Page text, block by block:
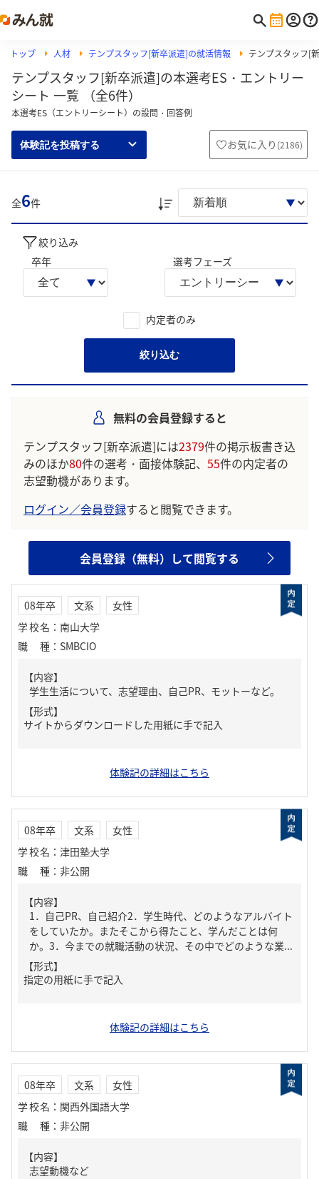
トップ 人材 テンプスタッフ[新卒派遣]の就活情報 テンプスタッフ[
テンプスタッフ[新卒派遣]の本選考ES・エントリー
シート 一覧 （全6件）
本選考ES（エントリーシート）の設問・回答例
体験記を投稿する お気に入り (2186)
全6件
絞り込み
卒年
選考フェーズ
内定者のみ
絞り込む
無料の会員登録すると
テンプスタッフ[新卒派遣]には2379件の掲示板書き込
みのほか80件の選考・面接体験記、 55件の内定者の
志望動機があります。
ログイン／会員登録すると閲覧できます。
会員登録（無料）して閲覧する
08年卒 文系
女性
学校名 ： 南山大学
職種 ： SMBCIO
【内容】
学生生活について、志望理由、自己PR、モットーなど。
【形式】
サイトからダウンロードした用紙に手で記入
体験記の詳細はこちら
08年卒 文系
女性
学校名 ： 津田塾大学
職種 ： 非公開
【内容】
1．自己PR、自己紹介2．学生時代、どのようなアルバイト
をしていたか。またそこから得たこと、学んだことは何
か。3．今までの就職活動の状況、その中でどのような業...
【形式】
指定の用紙に手で記入
体験記の詳細はこちら
08年卒 文系
女性
学校名 ： 関西外国語大学
職種 ： 非公開
【内容】
志望動機など